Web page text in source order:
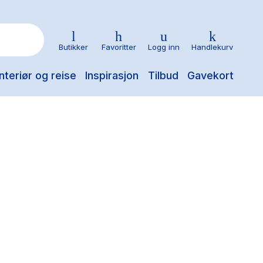
og reise Inspirasjon Tilbud Gavekort
Butikker Favoritter Logg inn Handlekurv